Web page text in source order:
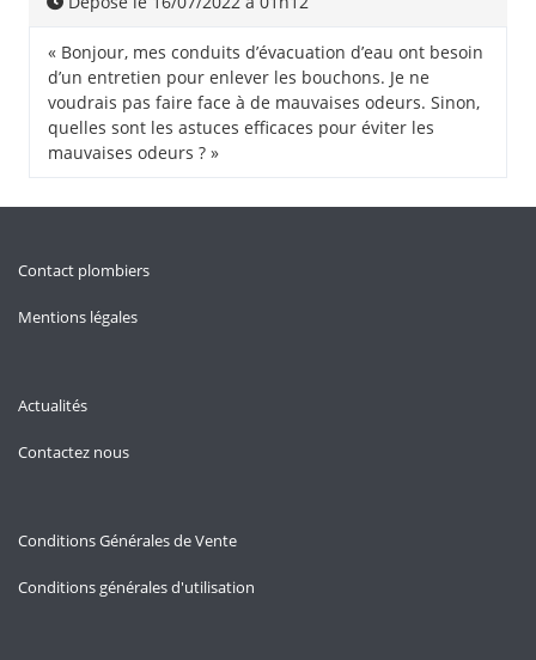
« Bonjour, mes conduits d’évacuation d’eau ont besoin
d’un entretien pour enlever les bouchons. Je ne
voudrais pas faire face à de mauvaises odeurs. Sinon,
quelles sont les astuces efficaces pour éviter les
mauvaises odeurs ? »
Contact plombiers
Mentions légales
Actualités
Contactez nous
Conditions Générales de Vente
Conditions générales d'utilisation